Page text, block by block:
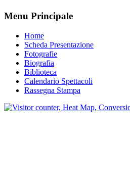
Menu Principale
Home
Scheda Presentazione
Fotografie
Biografia
Biblioteca
Calendario Spettacoli
Rassegna Stampa